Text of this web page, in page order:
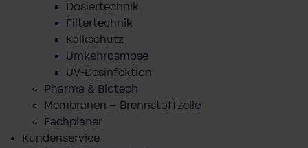
Dosiertechnik
Filtertechnik
Kalkschutz
Umkehrosmose
UV-Desinfektion
Pharma & Biotech
Membranen – Brennstoffzelle
Fachplaner
Kundenservice